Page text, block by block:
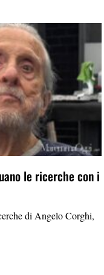
le ricerche con i
di Angelo Corghi,